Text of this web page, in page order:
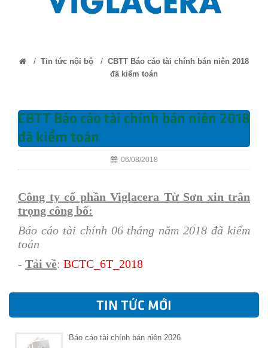
/ Tin tức nội bộ / CBTT Báo cáo tài chính bán niên 2018
đã kiểm toán
CBTT Báo cáo tài chính bán niên 2018
đã kiểm toán
06/08/2018
Công ty cổ phần Viglacera Từ Sơn xin trân
trọng công bố:
Báo cáo tài chính 06 tháng năm 2018 đã kiểm
toán
- Tải về: BCTC_6T _2018
TIN TỨC MỚI
Báo cáo tài chính bán niên 2026